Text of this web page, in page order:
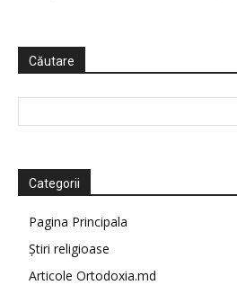
Căutare
Categorii
Pagina Principala
Știri religioase
Articole Ortodoxia.md